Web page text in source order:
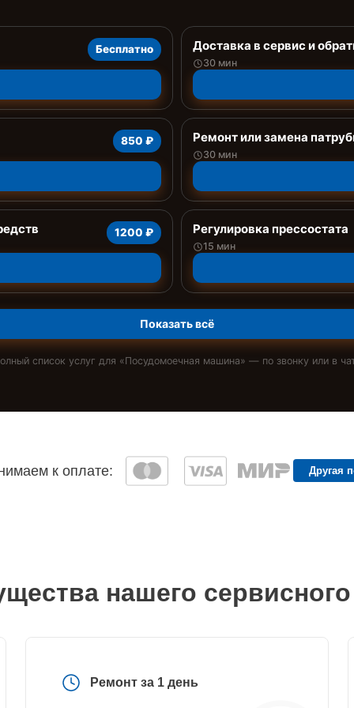
Бесплатно Доставка в сервис и
30 мин
850 ₽ Ремонт или замена
30 мин
1200 ₽ Регулировка прессостата
15 мин
Показать всё
список услуг для «Посудомоечная машина» — по звонку или в
к оплате: Другая
нашего
Ремонт за 1 день